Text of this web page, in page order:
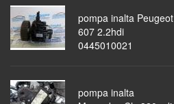
pompa inalta Peugeot
607 2.2hdi
0445010021
pompa inalta